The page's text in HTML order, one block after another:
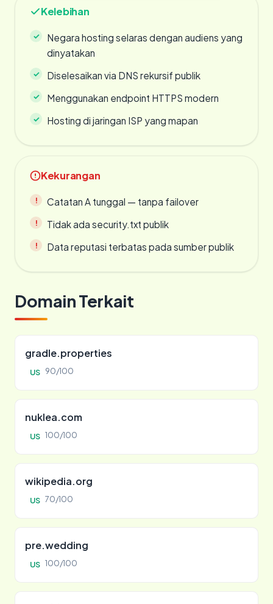
Kelebihan
Negara hosting selaras dengan audiens yang
dinyatakan
Diselesaikan via DNS rekursif publik
Menggunakan endpoint HTTPS modern
Hosting di jaringan ISP yang mapan
Kekurangan
Catatan A tunggal — tanpa failover
Tidak ada security.txt publik
Data reputasi terbatas pada sumber publik
Domain Terkait
gradle.properties
US 90/100
nuklea.com
US 100/100
wikipedia.org
US 70/100
pre.wedding
US 100/100